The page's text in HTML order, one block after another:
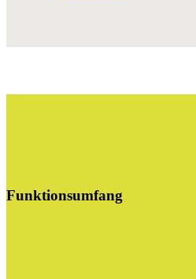
Funktionsumfang